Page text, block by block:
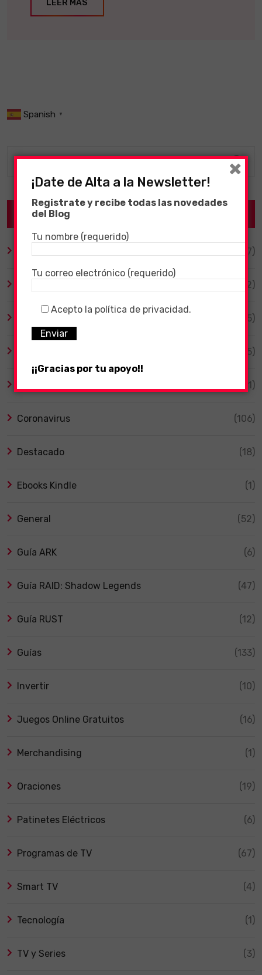
LEER MÁS
Spanish ▼
Categories
(17)
(12)
(5)
(5)
(11)
Coronavirus (106)
Destacado (18)
Ebooks Kindle (1)
General (52)
Guía ARK (6)
Guía RAID: Shadow Legends (47)
Guía RUST (12)
Guías (133)
Invertir (10)
Juegos Online Gratuitos (16)
Merchandising (1)
Oraciones (19)
Patinetes Eléctricos (6)
Programas de TV (67)
Smart TV (4)
Tecnología (1)
TV y Series (3)
¡Date de Alta a la Newsletter!
Registrate y recibe todas las novedades
del Blog
Tu nombre (requerido)
Tu correo electrónico (requerido)
Acepto la política de privacidad.
¡¡Gracias por tu apoyo!!
×